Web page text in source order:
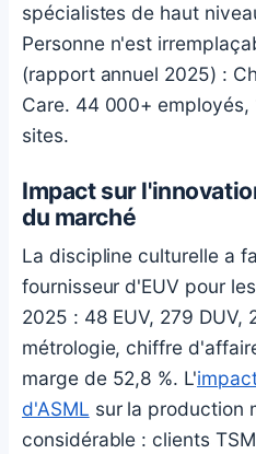
spécialistes de haut
Personne n'est
(rapport annuel 2025) :
Care. 44 000+
sites.
Impact sur
du marché
La discipline culturelle a
fournisseur d'EUV pour
2025 : 48 EUV, 279 DUV,
métrologie, chiffre
marge de 52,8 %. L'
d'ASML sur la production
considérable : clients